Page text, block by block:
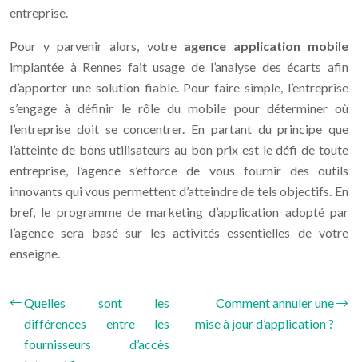
entreprise.
Pour y parvenir alors, votre agence application mobile
implantée à Rennes fait usage de l’analyse des écarts afin
d’apporter une solution fiable. Pour faire simple, l’entreprise
s’engage à définir le rôle du mobile pour déterminer où
l’entreprise doit se concentrer. En partant du principe que
l’atteinte de bons utilisateurs au bon prix est le défi de toute
entreprise, l’agence s’efforce de vous fournir des outils
innovants qui vous permettent d’atteindre de tels objectifs. En
bref, le programme de marketing d’application adopté par
l’agence sera basé sur les activités essentielles de votre
enseigne.
Quelles sont les
différences entre les
fournisseurs d’accès
Comment annuler une
mise à jour d’application ?